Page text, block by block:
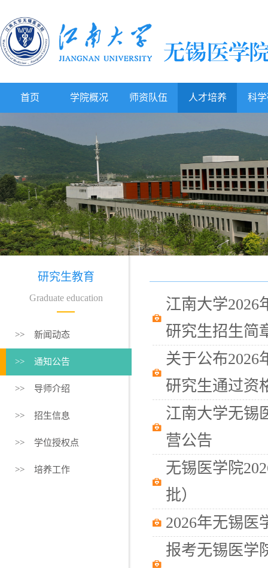
首页 学院概况 师资队伍 人才培养 科
研究生教育
Graduate education
>> 新闻动态
>> 通知公告
>> 导师介绍
>> 招生信息
>> 学位授权点
>> 培养工作
江南大学2026
研究生招生简
关于公布2026
研究生通过资
江南大学无锡
营公告
无锡医学院
批）
2026年无锡医
报考无锡医学